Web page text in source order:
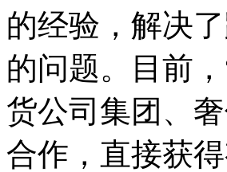
的经验，解决
的问题。目前
货公司集团、
合作，直接获